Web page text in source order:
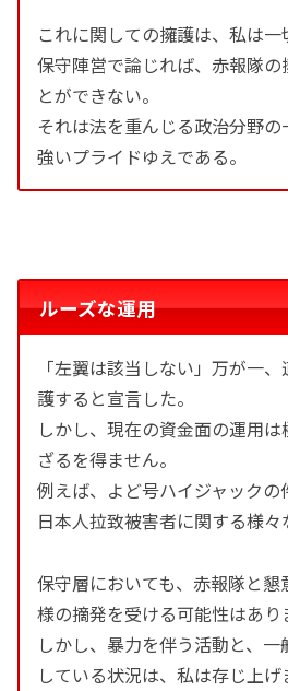
これに関しての擁護は、私は一
保守陣営で論じれば、赤報隊
とができない。
それは法を重んじる政治分野の
強いプライドゆえである。
ルーズな運用
「左翼は該当しない」万が一
護すると宣言した。
しかし、現在の資金面の運用
ざるを得ません。
例えば、よど号ハイジャックの
日本人拉致被害者に関する様々
保守層においても、赤報隊と
様の摘発を受ける可能性はあり
しかし、暴力を伴う活動と、
している状況は、私は存じ上げ